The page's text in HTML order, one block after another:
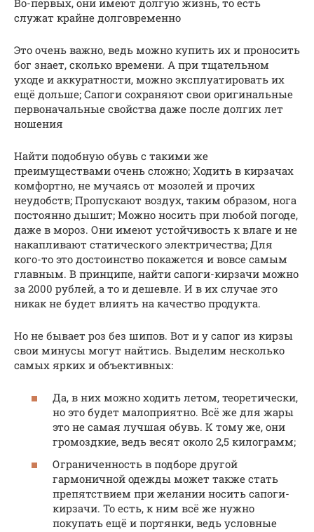
служат крайне долговременно
Это очень важно, ведь можно купить их и проносить
бог знает, сколько времени. А при тщательном
уходе и аккуратности, можно эксплуатировать их
ещё дольше; Сапоги сохраняют свои оригинальные
первоначальные свойства даже после долгих лет
ношения
Найти подобную обувь с такими же
преимуществами очень сложно; Ходить в кирзачах
комфортно, не мучаясь от мозолей и прочих
неудобств; Пропускают воздух, таким образом, нога
постоянно дышит; Можно носить при любой погоде,
даже в мороз. Они имеют устойчивость к влаге и не
накапливают статического электричества; Для
кого-то это достоинство покажется и вовсе самым
главным. В принципе, найти сапоги-кирзачи можно
за 2000 рублей, а то и дешевле. И в их случае это
никак не будет влиять на качество продукта.
Но не бывает роз без шипов. Вот и у сапог из кирзы
свои минусы могут найтись. Выделим несколько
самых ярких и объективных:
Да, в них можно ходить летом, теоретически,
но это будет малоприятно. Всё же для жары
это не самая лучшая обувь. К тому же, они
громоздкие, ведь весят около 2,5 килограмм;
Ограниченность в подборе другой
гармоничной одежды может также стать
препятствием при желании носить сапоги-
кирзачи. То есть, к ним всё же нужно
покупать ещё и портянки, ведь условные